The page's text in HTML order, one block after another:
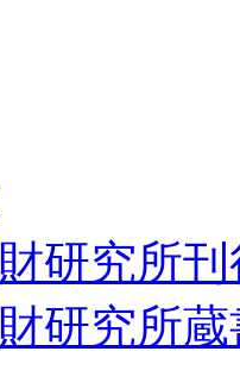
研究所
研究所